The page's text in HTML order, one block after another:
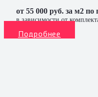
от 55 000 руб. за м2 по
в зависимости от
Подробнее